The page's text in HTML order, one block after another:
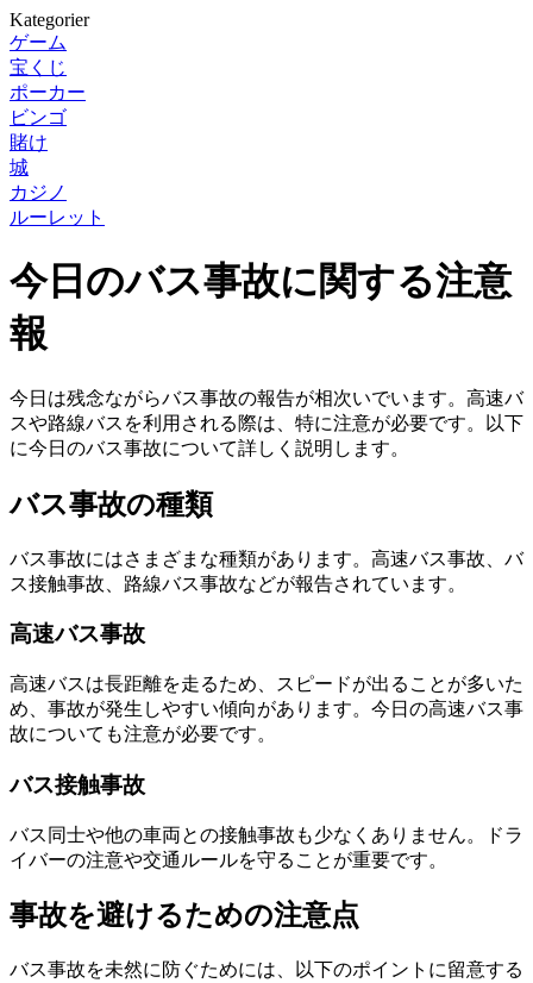
Kategorier
ゲーム
宝くじ
ポーカー
ビンゴ
賭け
城
カジノ
ルーレット
今日のバス事故に関する注意
報
今日は残念ながらバス事故の報告が相次いでいます。高速バ
スや路線バスを利用される際は、特に注意が必要です。以下
に今日のバス事故について詳しく説明します。
バス事故の種類
バス事故にはさまざまな種類があります。高速バス事故、バ
ス接触事故、路線バス事故などが報告されています。
高速バス事故
高速バスは長距離を走るため、スピードが出ることが多いた
め、事故が発生しやすい傾向があります。今日の高速バス事
故についても注意が必要です。
バス接触事故
バス同士や他の車両との接触事故も少なくありません。ドラ
イバーの注意や交通ルールを守ることが重要です。
事故を避けるための注意点
バス事故を未然に防ぐためには、以下のポイントに留意する